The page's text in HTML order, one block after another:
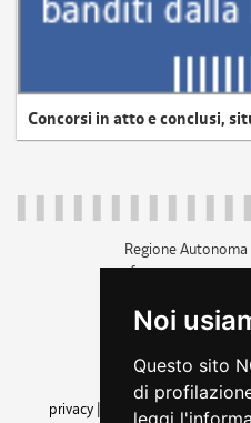
Noi
Questo sito
di
leggi
Concorsi in atto e conclusi,
Regione Autonoma
c.f. 80014930327;
+39 040
privacy
cookie |note legali